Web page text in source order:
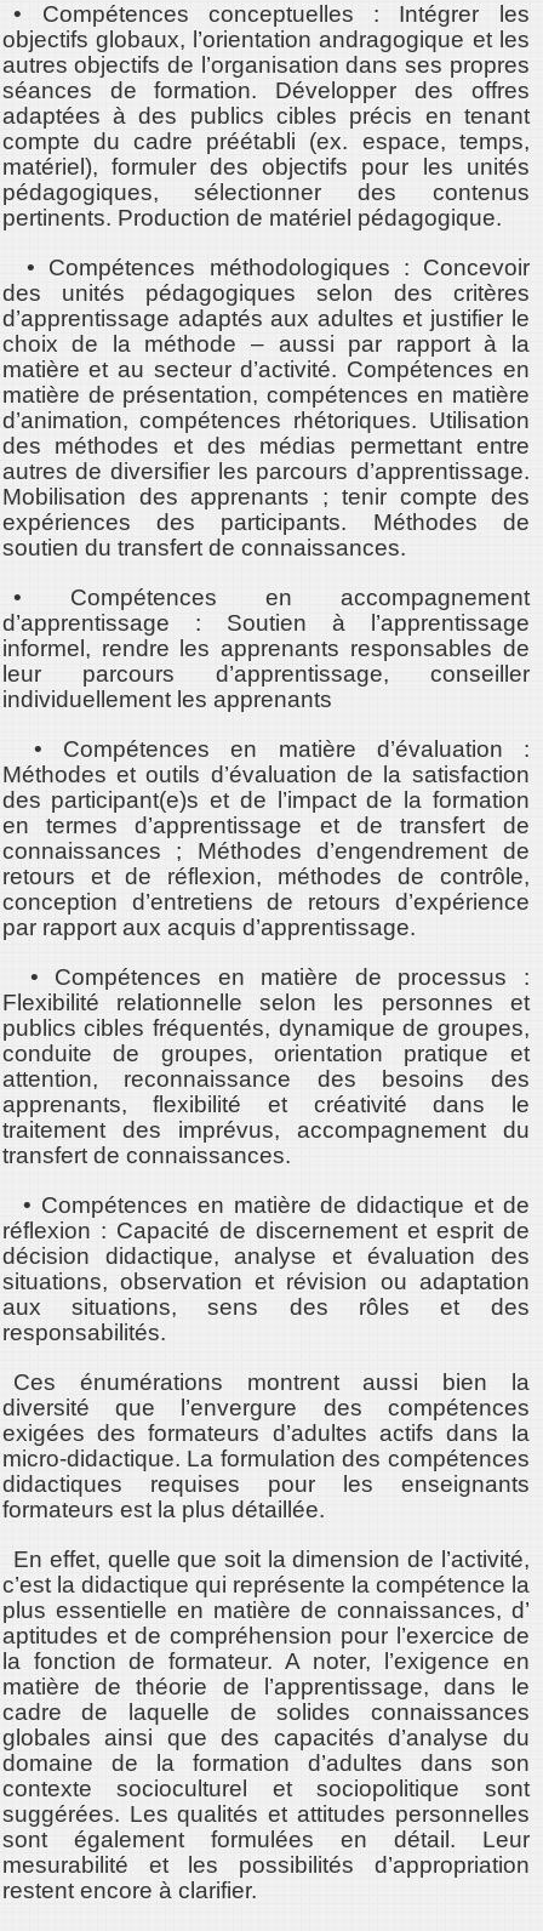
• Compétences conceptuelles : Intégrer les
objectifs globaux, l’orientation andragogique et les
autres objectifs de l’organisation dans ses propres
séances de formation. Développer des offres
adaptées à des publics cibles précis en tenant
compte du cadre préétabli (ex. espace, temps,
matériel), formuler des objectifs pour les unités
pédagogiques, sélectionner des contenus
pertinents. Production de matériel pédagogique.
• Compétences méthodologiques : Concevoir
des unités pédagogiques selon des critères
d’apprentissage adaptés aux adultes et justifier le
choix de la méthode – aussi par rapport à la
matière et au secteur d’activité. Compétences en
matière de présentation, compétences en matière
d’animation, compétences rhétoriques. Utilisation
des méthodes et des médias permettant entre
autres de diversifier les parcours d’apprentissage.
Mobilisation des apprenants ; tenir compte des
expériences des participants. Méthodes de
soutien du transfert de connaissances.
• Compétences en accompagnement
d’apprentissage : Soutien à l’apprentissage
informel, rendre les apprenants responsables de
leur parcours d’apprentissage, conseiller
individuellement les apprenants
• Compétences en matière d’évaluation :
Méthodes et outils d’évaluation de la satisfaction
des participant(e)s et de l’impact de la formation
en termes d’apprentissage et de transfert de
connaissances ; Méthodes d’engendrement de
retours et de réflexion, méthodes de contrôle,
conception d’entretiens de retours d’expérience
par rapport aux acquis d’apprentissage.
• Compétences en matière de processus :
Flexibilité relationnelle selon les personnes et
publics cibles fréquentés, dynamique de groupes,
conduite de groupes, orientation pratique et
attention, reconnaissance des besoins des
apprenants, flexibilité et créativité dans le
traitement des imprévus, accompagnement du
transfert de connaissances.
• Compétences en matière de didactique et de
réflexion : Capacité de discernement et esprit de
décision didactique, analyse et évaluation des
situations, observation et révision ou adaptation
aux situations, sens des rôles et des
responsabilités.
Ces énumérations montrent aussi bien la
diversité que l’envergure des compétences
exigées des formateurs d’adultes actifs dans la
micro-didactique. La formulation des compétences
didactiques requises pour les enseignants
formateurs est la plus détaillée.
En effet, quelle que soit la dimension de l’activité,
c’est la didactique qui représente la compétence la
plus essentielle en matière de connaissances, d’
aptitudes et de compréhension pour l’exercice de
la fonction de formateur. A noter, l’exigence en
matière de théorie de l’apprentissage, dans le
cadre de laquelle de solides connaissances
globales ainsi que des capacités d’analyse du
domaine de la formation d’adultes dans son
contexte socioculturel et sociopolitique sont
suggérées. Les qualités et attitudes personnelles
sont également formulées en détail. Leur
mesurabilité et les possibilités d’appropriation
restent encore à clarifier.